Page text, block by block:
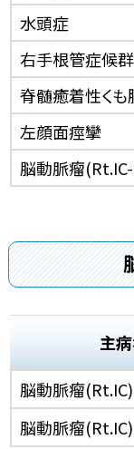
水頭症
右手根管症候群
脊髄癒着性くも
左顔面痙攣
脳動脈瘤(Rt.IC-
主
脳動脈瘤(Rt.IC)
脳動脈瘤(Rt.IC)